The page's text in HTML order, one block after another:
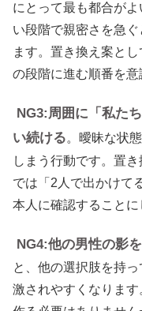
にとって最も都合が
い段階で親密さを急
ます。置き換え案と
の段階に進む順番を意
NG3:周囲に「私た
い続ける。曖昧な状
しまう行動です。置
では「2人で出かけて
本人に確認することに
NG4:他の男性の影
と、他の選択肢を持
激されやすくなりま